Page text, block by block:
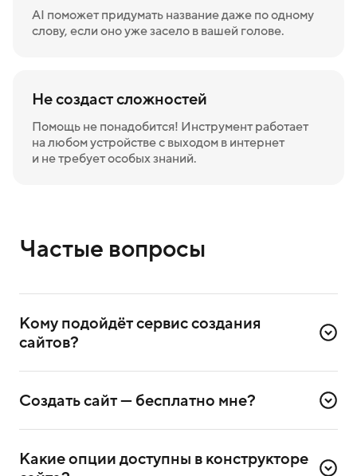
AI поможет придумать название даже по одному
слову, если оно уже засело в вашей голове.
Не создаст сложностей
Помощь не понадобится! Инструмент работает
на любом устройстве с выходом в интернет
и не требует особых знаний.
Частые вопросы
Кому подойдёт сервис создания
сайтов?
Они подходят предпринимателям, которые хотят
рассказать о себе или своём бизнесе. Вот самые
распространённые форматы:
1. Сайт для личного бренда. Пример: продвижение
Создать сайт — бесплатно мне?
результат не устроит сразу, можно попробовать ещё —
до тех пор, пока не получите нужный результат.
Какие опции доступны в конструкторе